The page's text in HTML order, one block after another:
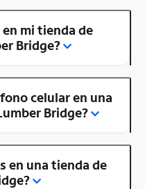
mi tienda de
Bridge?
celular en una
Bridge?
en una tienda de